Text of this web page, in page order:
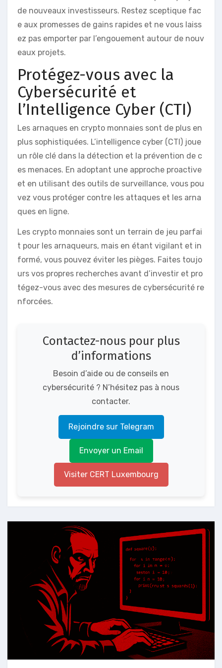
de nouveaux investisseurs. Restez sceptique fac
e aux promesses de gains rapides et ne vous laiss
ez pas emporter par l’engouement autour de nouv
eaux projets.
Protégez-vous avec la
Cybersécurité et
l’Intelligence Cyber (CTI)
Les arnaques en crypto monnaies sont de plus en
plus sophistiquées. L’intelligence cyber (CTI) joue
un rôle clé dans la détection et la prévention de c
es menaces. En adoptant une approche proactive
et en utilisant des outils de surveillance, vous pou
vez vous protéger contre les attaques et les arna
ques en ligne.
Les crypto monnaies sont un terrain de jeu parfai
t pour les arnaqueurs, mais en étant vigilant et in
formé, vous pouvez éviter les pièges. Faites toujo
urs vos propres recherches avant d’investir et pro
tégez-vous avec des mesures de cybersécurité re
nforcées.
Contactez-nous pour plus
d’informations
Besoin d’aide ou de conseils en
cybersécurité ? N’hésitez pas à nous
contacter.
Rejoindre sur Telegram
Envoyer un Email
Visiter CERT Luxembourg